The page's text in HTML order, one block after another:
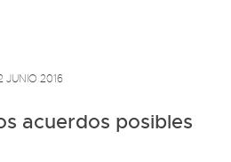
JUNIO 2016
acuerdos posibles